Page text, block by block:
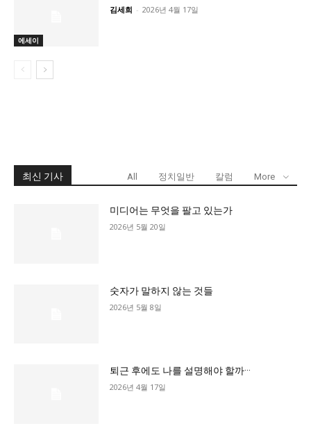
에세이
김세희 - 2026년 4월 17일
최신 기사 All 정치일반 칼럼 More
미디어는 무엇을 팔고 있는가
2026년 5월 20일
숫자가 말하지 않는 것들
2026년 5월 8일
퇴근 후에도 나를 설명해야 할까···
2026년 4월 17일